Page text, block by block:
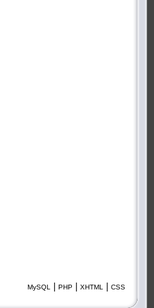
MySQL | PHP | XHTML | CSS